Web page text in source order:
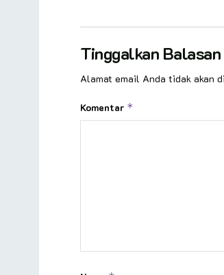
Tinggalkan Balasan
Alamat email Anda tidak akan
Komentar *